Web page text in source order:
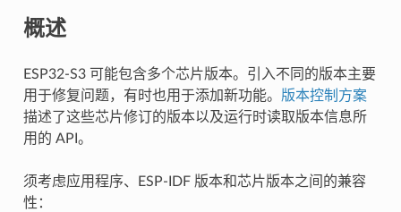
概述
ESP32-S3 可能包含多个芯片版本。引入不同的版本主要
用于修复问题，有时也用于添加新功能。 版本控制方案
描述了这些芯片修订的版本以及运行时读取版本信息所
用的 API。
须考虑应用程序、ESP-IDF 版本和芯片版本之间的兼容
性：